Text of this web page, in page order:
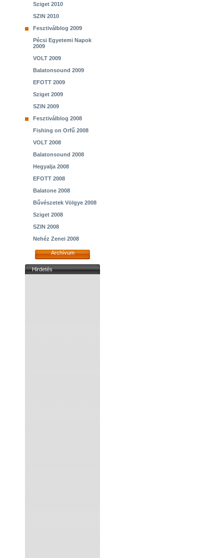
Sziget 2010
SZIN 2010
Fesztiválblog 2009
Pécsi Egyetemi Napok
2009
VOLT 2009
Balatonsound 2009
EFOTT 2009
Sziget 2009
SZIN 2009
Fesztiválblog 2008
Fishing on Orfű 2008
VOLT 2008
Balatonsound 2008
Hegyalja 2008
EFOTT 2008
Balatone 2008
Bűvészetek Völgye 2008
Sziget 2008
SZIN 2008
Nehéz Zenei 2008
Archívum
Hirdetés